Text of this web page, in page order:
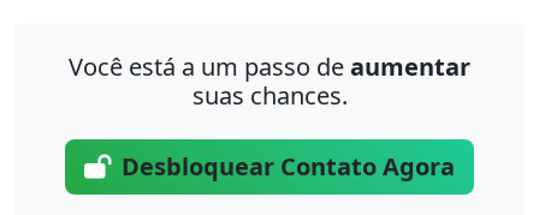
Você está a um passo deaumentar
suas chances.
Desbloquear Contato Agora